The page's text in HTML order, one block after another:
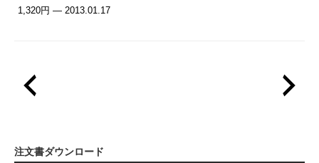
1,320円 — 2013.01.17
注文書ダウンロード